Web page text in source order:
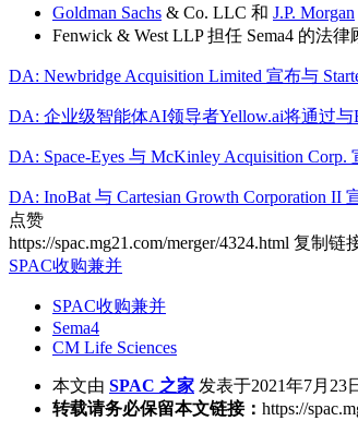
Goldman Sachs & Co. LLC 和 J.P. Morgan
Fenwick & West LLP 担任 Sema4 的法律
DA: Newbridge Acquisition Limited 宣布与
DA: 企业级智能体AI领导者Yellow.ai将通过
DA: Space-Eyes 与 McKinley Acquisition
DA: InoBat 与 Cartesian Growth Corporation
点赞
https://spac.mg21.com/merger/4324.html 复制链
SPAC收购兼并
SPAC收购兼并
Sema4
CM Life Sciences
本文由 SPAC 之家 发表于2021年7月23
转载请务必保留本文链接： https://